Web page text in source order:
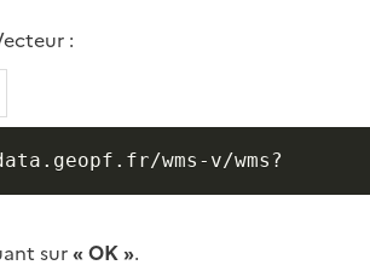
:
wms-v/wms?
sur« OK ».